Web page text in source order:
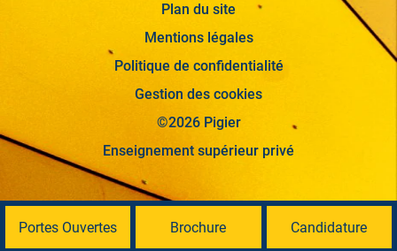
Plan du site
Mentions légales
Politique de confidentialité
Gestion des cookies
©2026 Pigier
Enseignement supérieur privé
Portes Ouvertes Brochure Candidature